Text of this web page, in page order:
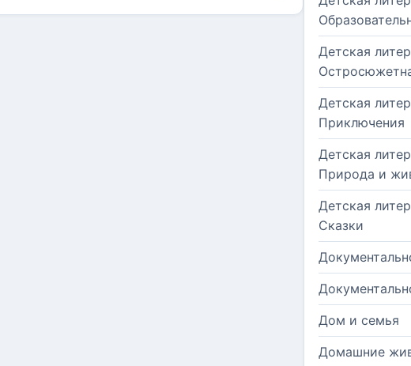
Детская
Детская
Приключения
Детская
Природа и
Детская
Сказки
Дом и семья
Домашние